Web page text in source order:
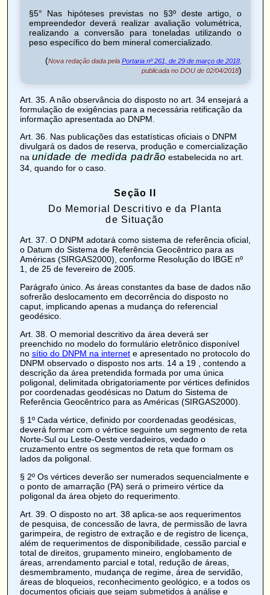
§5° Nas hipóteses previstas no §3º deste artigo, o
empreendedor deverá realizar avaliação volumétrica,
realizando a conversão para toneladas utilizando o
peso específico do bem mineral comercializado.
(Nova redação dada pela Portaria nº 261, de 29 de março de 2018,
publicada no DOU de 02/04/2018)
Art. 35. A não observância do disposto no art. 34 ensejará a
formulação de exigências para a necessária retificação da
informação apresentada ao DNPM.
Art. 36. Nas publicações das estatísticas oficiais o DNPM
divulgará os dados de reserva, produção e comercialização
na unidade de medida padrão estabelecida no art.
34, quando for o caso.
Seção II
Do Memorial Descritivo e da Planta
de Situação
Art. 37 . O DNPM adotará como sistema de referência oficial,
o Datum do Sistema de Referência Geocêntrico para as
Américas (SIRGAS2000), conforme Resolução do IBGE nº
1, de 25 de fevereiro de 2005.
Parágrafo único. As áreas constantes da base de dados não
sofrerão deslocamento em decorrência do disposto no
caput, implicando apenas a mudança do referencial
geodésico.
Art. 38. O memorial descritivo da área deverá ser
preenchido no modelo do formulário eletrônico disponível
no sítio do DNPM na internete apresentado no protocolo do
DNPM observado o disposto nos arts. 14 a 19, contendo a
descrição da área pretendida formada por uma única
poligonal, delimitada obrigatoriamente por vértices definidos
por coordenadas geodésicas no Datum do Sistema de
Referência Geocêntrico para as Américas (SIRGAS2000).
§ 1º Cada vértice, definido por coordenadas geodésicas,
deverá formar com o vértice seguinte um segmento de reta
Norte-Sul ou Leste-Oeste verdadeiros, vedado o
cruzamento entre os segmentos de reta que formam os
lados da poligonal.
§ 2º Os vértices deverão ser numerados sequencialmente e
o ponto de amarração (PA) será o primeiro vértice da
poligonal da área objeto do requerimento.
Art. 39. O disposto no art. 38 aplica-se aos requerimentos
de pesquisa, de concessão de lavra, de permissão de lavra
garimpeira, de registro de extração e de registro de licença,
além de requerimentos de disponibilidade, cessão parcial e
total de direitos, grupamento mineiro, englobamento de
áreas, arrendamento parcial e total, redução de áreas,
desmembramento, mudança de regime, área de servidão,
áreas de bloqueios, reconhecimento geológico, e a todos os
documentos oficiais que sejam submetidos à análise e